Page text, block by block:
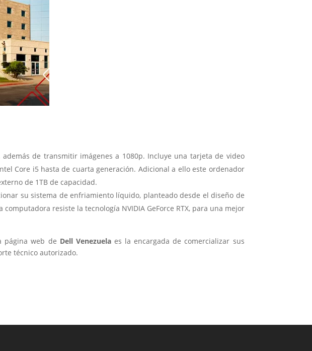
de transmitir imágenes a 1080p. Incluye una tarjeta de video
Core i5 hasta de cuarta generación. Adicional a ello este ordenador
de 1TB de capacidad.
su sistema de enfriamiento líquido, planteado desde el diseño de
resiste la tecnología NVIDIA GeForce RTX, para una mejor
página web de Dell Venezuela es la encargada de comercializar sus
técnico autorizado.